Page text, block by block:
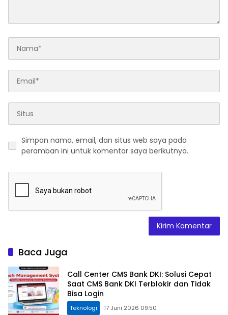
Simpan nama, email, dan situs web saya pada
peramban ini untuk komentar saya berikutnya.
Baca Juga
Call Center CMS Bank DKI: Solusi Cepat
Saat CMS Bank DKI Terblokir dan Tidak
Bisa Login
Teknologi 17 Juni 2026 09:50